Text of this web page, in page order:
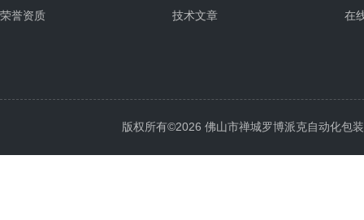
荣誉资质
技术文章
在
版权所有©2026 佛山市禅城罗博派克自动化